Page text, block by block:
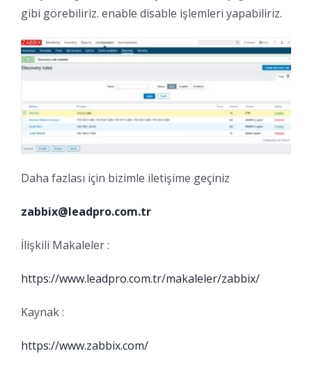
gibi görebiliriz. enable disable işlemleri yapabiliriz.
Daha fazlası için bizimle iletişime geçiniz
zabbix@leadpro.com.tr
İlişkili Makaleler :
https://www.leadpro.com.tr/makaleler/zabbix/
Kaynak :
https://www.zabbix.com/